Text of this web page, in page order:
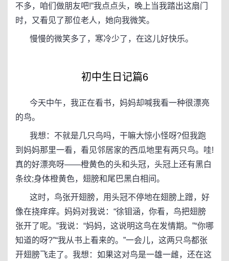
不多，咱们做朋友吧!”我点点头，晚上当我踏出这扇门
时，又看见了那位老人，她向我微笑。
慢慢的微笑多了，寒冷少了，在这儿好快乐。
初中生日记篇6
今天中午，我正在看书，妈妈却喊我看一种很漂亮
的鸟。
我想：不就是几只鸟吗，干嘛大惊小怪呀?但我跑
到妈妈那里一看，看见邻居家的西瓜地里有两只鸟。哇!
真的好漂亮呀——橙黄色的头和头冠，头冠上还有黑白
条纹;身体橙黄色，翅膀和尾巴黑白相间。
这时，鸟张开翅膀，用头冠不停地在翅膀上蹭，好
像在挠痒痒。妈妈对我说：“徐钼涵，你看，鸟把翅膀
张开了呢。”我说：“妈妈，这说明这鸟在发情期。”“你哪
知道的呀?”“我从书上看来的。”一会儿，这两只鸟都张
开翅膀飞走了。我想：如果这对鸟是一雄一雌，还在这